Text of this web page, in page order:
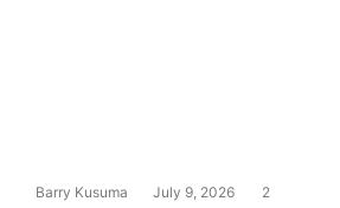
Barry Kusuma July 9, 2026 2